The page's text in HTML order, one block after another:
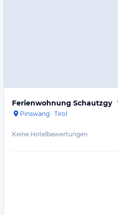
Ferienwohnung Schautzgy
Pinswang · Tirol
Keine Hotelbewertungen